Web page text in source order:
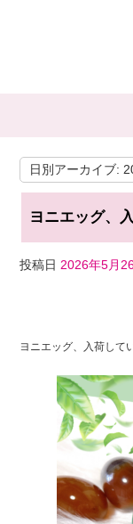
日別アーカイブ:
ヨニエッグ、
投稿日 2026年5月
a
e
b
o
o
k
wi
er
ヨニエッグ、入荷して